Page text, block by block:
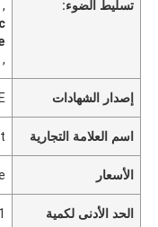
تسليط الضوء:
,
إصدار الشهادات
اسم العلامة التجارية
الأسعار
الحد الأدنى لكمية 1